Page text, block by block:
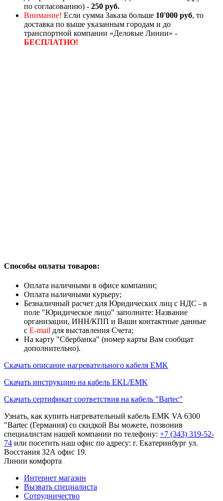
по согласованию) - 250 руб.
Внимание! Если сумма Заказа больше 10'000 руб, то
доставка по выше указанным городам и до
транспортной компании «Деловые Линии» -
БЕСПЛАТНО!
Способы оплаты товаров:
Оплата наличными в офисе компании;
Оплата наличными курьеру;
Безналичный расчет для Юридических лиц с НДС - в
поле "Юридическое лицо" заполните: Название
организации, ИНН/КПП и Ваши контактные данные
с Е-mail для выставления Счета;
На карту "Сбербанка" (номер карты Вам сообщат
дополнительно).
Скачать описание нагревательного кабеля EMK
Скачать инструкцию на кабель EKL/EMK
Скачать сертификат соответствия на кабель "Bartec"
Узнать, как купить нагревательный кабель EMK VA 6300
"Bartec (Германия) со скидкой Вы можете, позвонив
специалистам нашей компании по телефону: +7 (343) 319-52-
74 или посетить наш офис по адресу: г. Екатеринбург ул.
Восстания 32А офис 19.
Линии комфорта
Интернет магазин
Вызвать специалиста
Сотрудничество